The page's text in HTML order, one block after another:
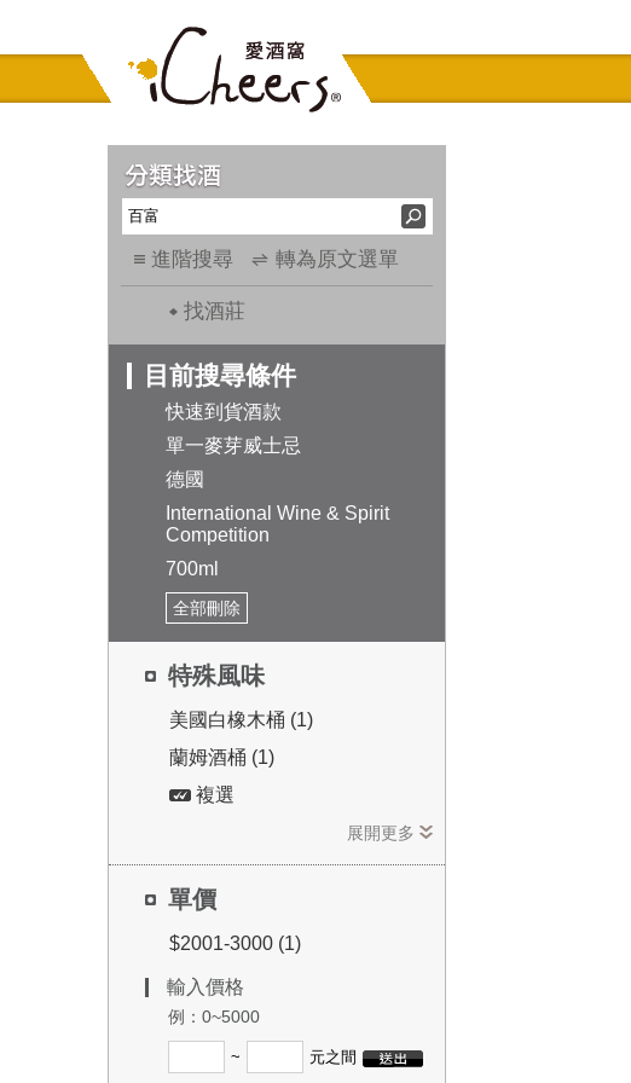
進階搜尋 轉為原文選單
找酒莊
目前搜尋條件
快速到貨酒款
單一麥芽威士忌
德國
International Wine & Spirit
Competition
700ml
全部刪除
特殊風味
美國白橡木桶 (1)
蘭姆酒桶 (1)
複選
展開更多
單價
$2001-3000 (1)
輸入價格
例：0~5000
~ 元之間